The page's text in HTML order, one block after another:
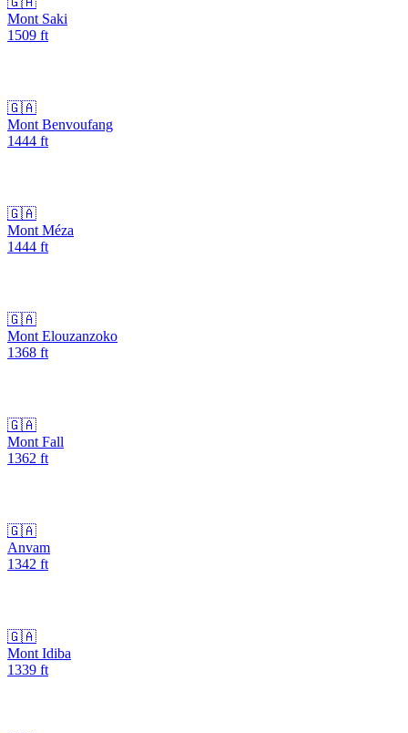
Mont Saki
1509 ft
🇬🇦
Mont Benvoufang
1444 ft
🇬🇦
Mont Méza
1444 ft
🇬🇦
Mont Elouzanzoko
1368 ft
🇬🇦
Mont Fall
1362 ft
🇬🇦
Anvam
1342 ft
🇬🇦
Mont Idiba
1339 ft